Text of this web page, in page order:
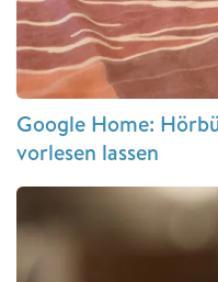
Google Home:
vorlesen lassen